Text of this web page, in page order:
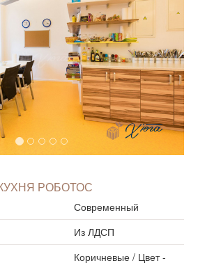
РОБОТОС
Современный
Из ЛДСП
Коричневые/ Цвет -